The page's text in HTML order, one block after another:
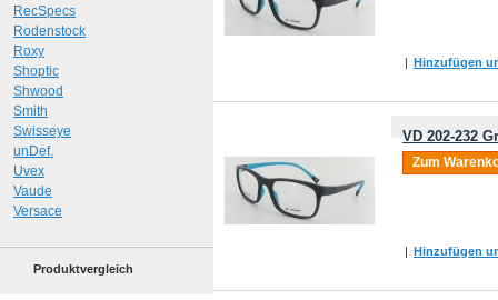
| Hinzufügen
VD 202-232
Zum
| Hinzufügen
RecSpecs
Rodenstock
Roxy
Shoptic
Shwood
Smith
Swisseye
unDef.
Uvex
Vaude
Versace
Produktvergleich